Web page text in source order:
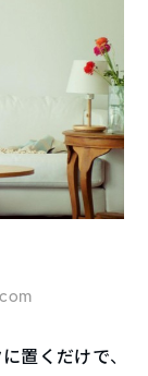
置くだけで、